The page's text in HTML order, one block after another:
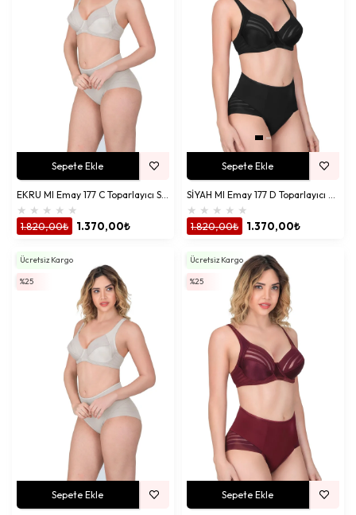
EKRU MI Emay 177 C Toparlayıcı Sütyen Takım
★ ★ ★ ★ ★
1.370,00₺
1.820,00₺
Sepete Ekle
SİYAH MI Emay 177 D Toparlayıcı Sütyen Takım
★ ★ ★ ★ ★
1.370,00₺
1.820,00₺
Sepete Ekle
Sepete Ekle
Ücretsiz Kargo
%25
Sepete Ekle
Ücretsiz Kargo
%25